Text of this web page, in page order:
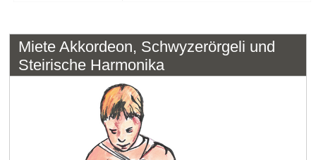
Miete Akkordeon, Schwyzerörgeli und
Steirische Harmonika